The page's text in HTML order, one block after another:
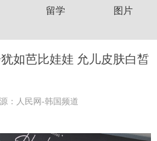
华人 汽车
留学
图片
如芭比娃娃 允儿皮肤白皙
：人民网-韩国频道